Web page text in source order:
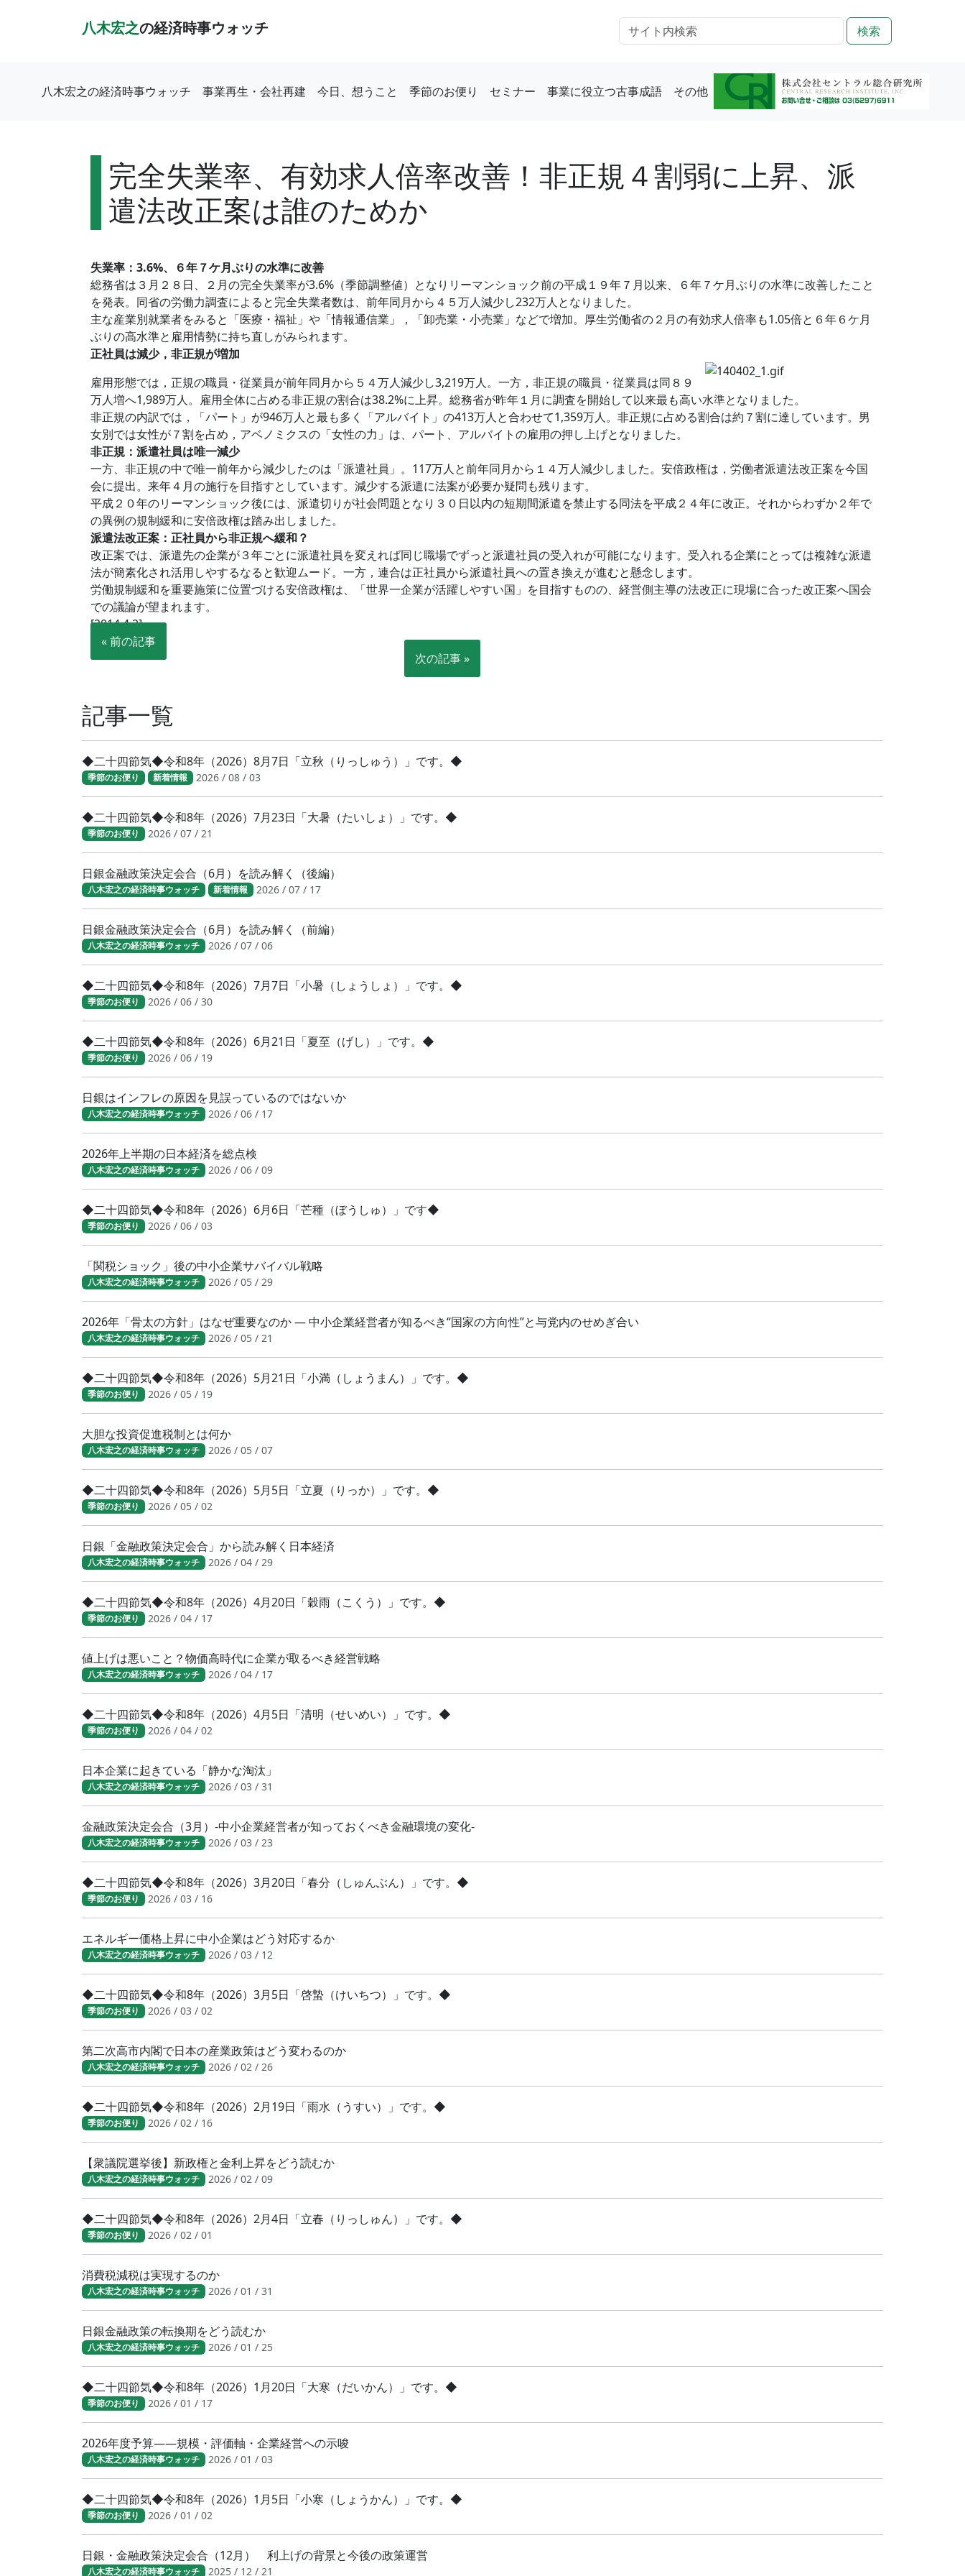
八木宏之の経済時事ウォッチ 検索
八木宏之の経済時事ウォッチ 事業再生・会社再建 今日、想うこと 季節のお便り セミナー 事業に役立つ古事成語 その他
完全失業率、有効求人倍率改善！非正規４割弱に上昇、派
遣法改正案は誰のためか
失業率：3.6%、６年７ケ月ぶりの水準に改善
総務省は３月２８日、２月の完全失業率が3.6%（季節調整値）となりリーマンショック前の平成１９年７月以来、６年７ケ月ぶりの水準に改善したこと
を発表。同省の労働力調査によると完全失業者数は、前年同月から４５万人減少し232万人となりました。
主な産業別就業者をみると「医療・福祉」や「情報通信業」，「卸売業・小売業」などで増加。厚生労働省の２月の有効求人倍率も1.05倍と６年６ケ月
ぶりの高水準と雇用情勢に持ち直しがみられます。
正社員は減少，非正規が増加
雇用形態では，正規の職員・従業員が前年同月から５４万人減少し3,219万人。一方，非正規の職員・従業員は同８９
万人増へ1,989万人。雇用全体に占める非正規の割合は38.2%に上昇。総務省が昨年１月に調査を開始して以来最も高い水準となりました。
非正規の内訳では，「パート」が946万人と最も多く「アルバイト」の413万人と合わせて1,359万人。非正規に占める割合は約７割に達しています。男
女別では女性が７割を占め，アベノミクスの「女性の力」は、パート、アルバイトの雇用の押し上げとなりました。
非正規：派遣社員は唯一減少
一方、非正規の中で唯一前年から減少したのは「派遣社員」。117万人と前年同月から１４万人減少しました。安倍政権は，労働者派遣法改正案を今国
会に提出。来年４月の施行を目指すとしています。減少する派遣に法案が必要か疑問も残ります。
平成２０年のリーマンショック後には、派遣切りが社会問題となり３０日以内の短期間派遣を禁止する同法を平成２４年に改正。それからわずか２年で
の異例の規制緩和に安倍政権は踏み出しました。
派遣法改正案：正社員から非正規へ緩和？
改正案では、派遣先の企業が３年ごとに派遣社員を変えれば同じ職場でずっと派遣社員の受入れが可能になります。受入れる企業にとっては複雑な派遣
法が簡素化され活用しやするなると歓迎ムード。一方，連合は正社員から派遣社員への置き換えが進むと懸念します。
労働規制緩和を重要施策に位置づける安倍政権は、「世界一企業が活躍しやすい国」を目指すものの、経営側主導の法改正に現場に合った改正案へ国会
での議論が望まれます。
[2014.4.2]
« 前の記事
次の記事 »
記事一覧
◆二十四節気◆令和8年（2026）8月7日「立秋（りっしゅう）」です。◆
季節のお便り 新着情報 2026 / 08 / 03
◆二十四節気◆令和8年（2026）7月23日「大暑（たいしょ）」です。◆
季節のお便り 2026 / 07 / 21
日銀金融政策決定会合（6月）を読み解く（後編）
八木宏之の経済時事ウォッチ 新着情報 2026 / 07 / 17
日銀金融政策決定会合（6月）を読み解く（前編）
八木宏之の経済時事ウォッチ 2026 / 07 / 06
◆二十四節気◆令和8年（2026）7月7日「小暑（しょうしょ）」です。◆
季節のお便り 2026 / 06 / 30
◆二十四節気◆令和8年（2026）6月21日「夏至（げし）」です。◆
季節のお便り 2026 / 06 / 19
日銀はインフレの原因を見誤っているのではないか
八木宏之の経済時事ウォッチ 2026 / 06 / 17
2026年上半期の日本経済を総点検
八木宏之の経済時事ウォッチ 2026 / 06 / 09
◆二十四節気◆令和8年（2026）6月6日「芒種（ぼうしゅ）」です◆
季節のお便り 2026 / 06 / 03
「関税ショック」後の中小企業サバイバル戦略
八木宏之の経済時事ウォッチ 2026 / 05 / 29
2026年「骨太の方針」はなぜ重要なのか ― 中小企業経営者が知るべき“国家の方向性”と与党内のせめぎ合い
八木宏之の経済時事ウォッチ 2026 / 05 / 21
◆二十四節気◆令和8年（2026）5月21日「小満（しょうまん）」です。◆
季節のお便り 2026 / 05 / 19
大胆な投資促進税制とは何か
八木宏之の経済時事ウォッチ 2026 / 05 / 07
◆二十四節気◆令和8年（2026）5月5日「立夏（りっか）」です。◆
季節のお便り 2026 / 05 / 02
日銀「金融政策決定会合」から読み解く日本経済
八木宏之の経済時事ウォッチ 2026 / 04 / 29
◆二十四節気◆令和8年（2026）4月20日「穀雨（こくう）」です。◆
季節のお便り 2026 / 04 / 17
値上げは悪いこと？物価高時代に企業が取るべき経営戦略
八木宏之の経済時事ウォッチ 2026 / 04 / 17
◆二十四節気◆令和8年（2026）4月5日「清明（せいめい）」です。◆
季節のお便り 2026 / 04 / 02
日本企業に起きている「静かな淘汰」
八木宏之の経済時事ウォッチ 2026 / 03 / 31
金融政策決定会合（3月）-中小企業経営者が知っておくべき金融環境の変化-
八木宏之の経済時事ウォッチ 2026 / 03 / 23
◆二十四節気◆令和8年（2026）3月20日「春分（しゅんぶん）」です。◆
季節のお便り 2026 / 03 / 16
エネルギー価格上昇に中小企業はどう対応するか
八木宏之の経済時事ウォッチ 2026 / 03 / 12
◆二十四節気◆令和8年（2026）3月5日「啓蟄（けいちつ）」です。◆
季節のお便り 2026 / 03 / 02
第二次高市内閣で日本の産業政策はどう変わるのか
八木宏之の経済時事ウォッチ 2026 / 02 / 26
◆二十四節気◆令和8年（2026）2月19日「雨水（うすい）」です。◆
季節のお便り 2026 / 02 / 16
【衆議院選挙後】新政権と金利上昇をどう読むか
八木宏之の経済時事ウォッチ 2026 / 02 / 09
◆二十四節気◆令和8年（2026）2月4日「立春（りっしゅん）」です。◆
季節のお便り 2026 / 02 / 01
消費税減税は実現するのか
八木宏之の経済時事ウォッチ 2026 / 01 / 31
日銀金融政策の転換期をどう読むか
八木宏之の経済時事ウォッチ 2026 / 01 / 25
◆二十四節気◆令和8年（2026）1月20日「大寒（だいかん）」です。◆
季節のお便り 2026 / 01 / 17
2026年度予算――規模・評価軸・企業経営への示唆
八木宏之の経済時事ウォッチ 2026 / 01 / 03
◆二十四節気◆令和8年（2026）1月5日「小寒（しょうかん）」です。◆
季節のお便り 2026 / 01 / 02
日銀・金融政策決定会合（12月） 利上げの背景と今後の政策運営
八木宏之の経済時事ウォッチ 2025 / 12 / 21